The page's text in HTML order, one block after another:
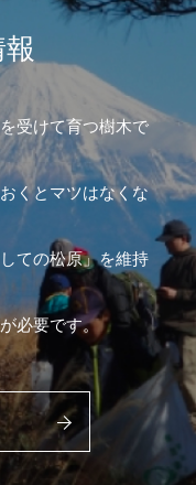
受けて育つ樹木で
くとマツはなくな
ての松原」を維持
必要です。